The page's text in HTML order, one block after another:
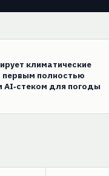
климатические
первым полностью
для погоды